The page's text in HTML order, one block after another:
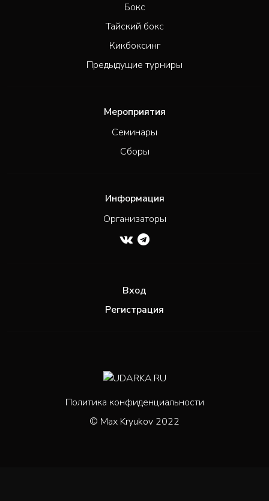
Бокс
Тайский бокс
Кикбоксинг
Предыдущие турниры
Мероприятия
Семинары
Сборы
Информация
Организаторы
Вход
Регистрация
Политика конфиденциальности
© Max Kryukov 2022